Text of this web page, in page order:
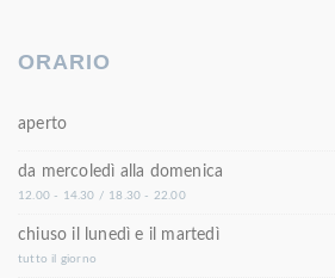
ORARIO
aperto
da mercoledì alla domenica
12.00 - 14.30 / 18.30 - 22.00
chiuso il lunedì e il martedì
tutto il giorno